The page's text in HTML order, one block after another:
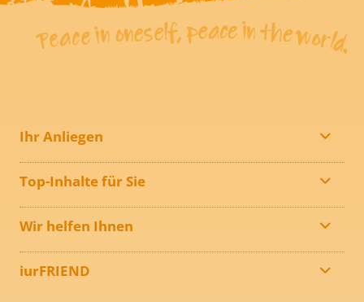
Ihr Anliegen
Top-Inhalte für Sie
Wir helfen Ihnen
iurFRIEND